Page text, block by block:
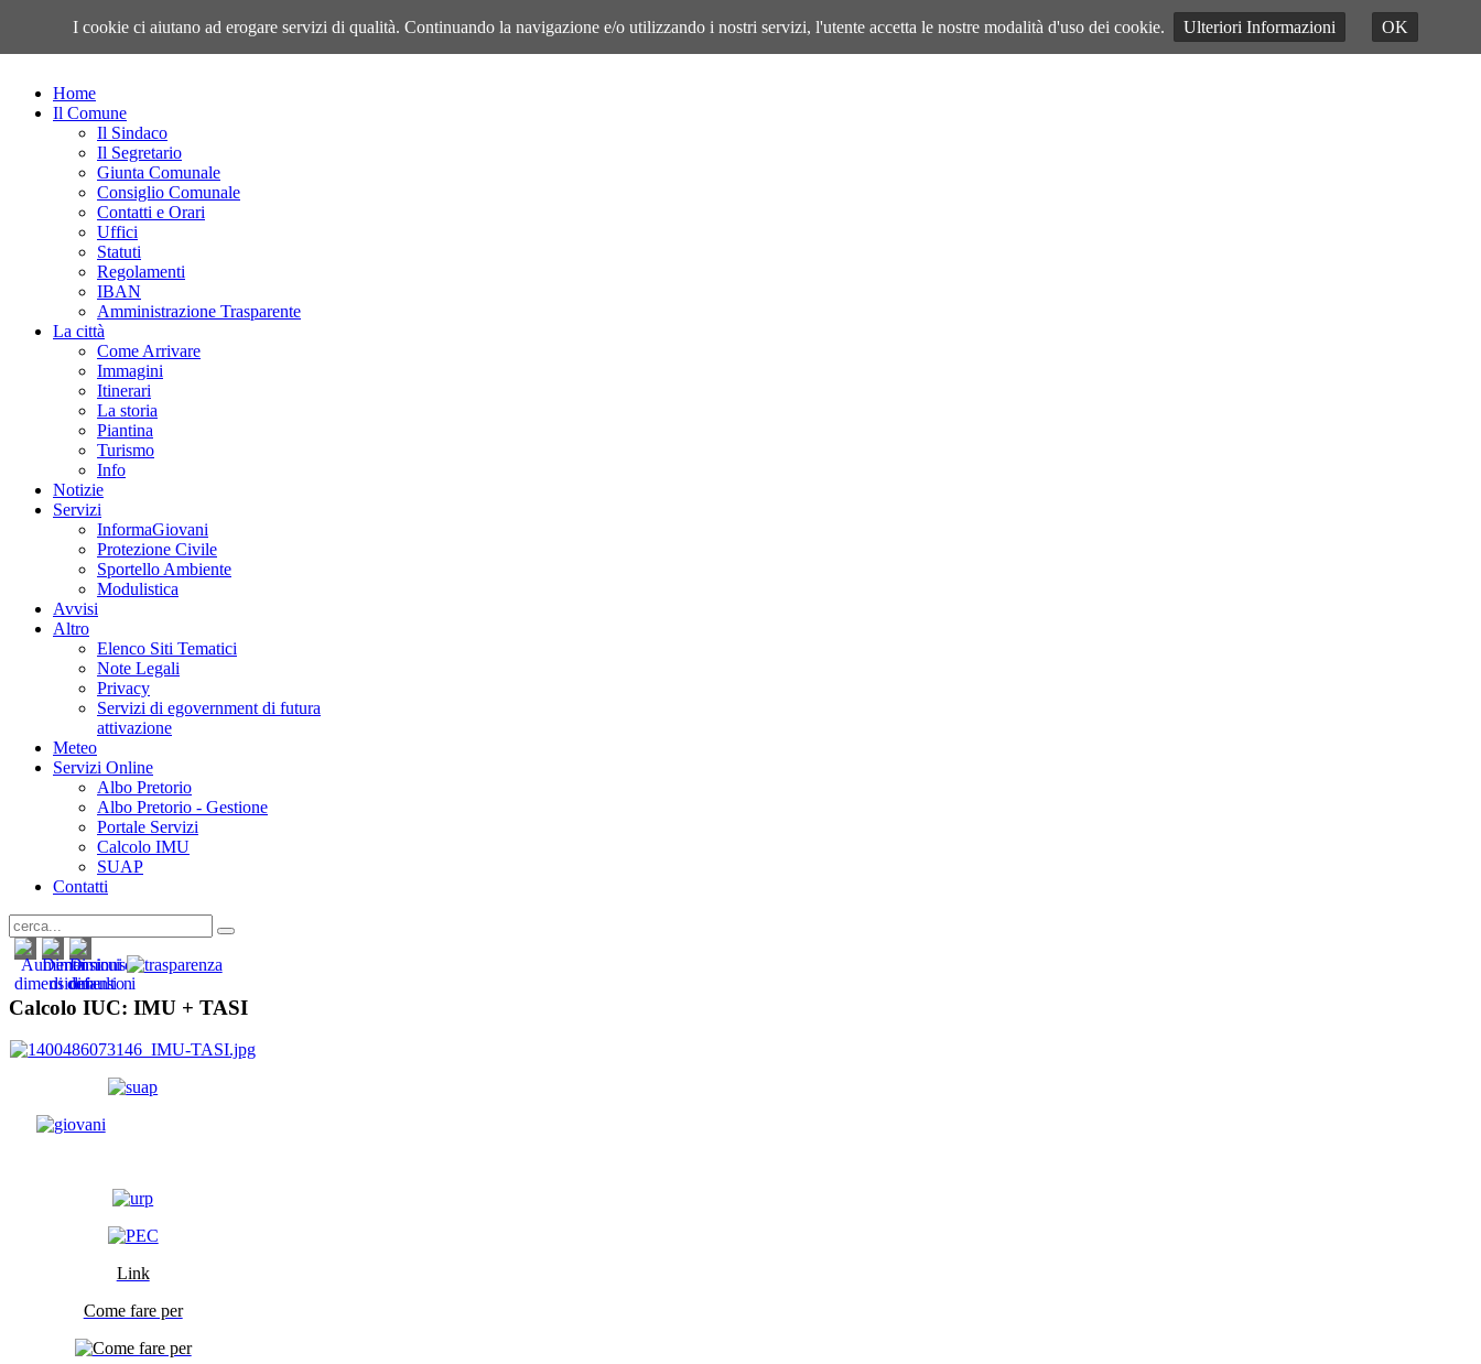
Giovedì, 06 Agosto 2026
Home
Il Comune
Il Sindaco
Il Segretario
Giunta Comunale
Consiglio Comunale
Contatti e Orari
Uffici
Statuti
Regolamenti
IBAN
Amministrazione Trasparente
La città
Come Arrivare
Immagini
Itinerari
La storia
Piantina
Turismo
Info
Notizie
Servizi
InformaGiovani
Protezione Civile
Sportello Ambiente
Modulistica
Avvisi
Altro
Elenco Siti Tematici
Note Legali
Privacy
Servizi di egovernment di futura
attivazione
Meteo
Servizi Online
Albo Pretorio
Albo Pretorio - Gestione
Portale Servizi
Calcolo IMU
SUAP
Contatti
Calcolo IUC: IMU + TASI
Link
Come fare per
I cookie ci aiutano ad erogare servizi di qualità. Continuando la navigazione e/o utilizzando i nostri servizi, l'utente accetta le nostre modalità d'uso dei cookie. Ulteriori Informazioni OK